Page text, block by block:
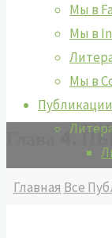
Мы в
Мы в
Мы в
Публикации
Глава 4.
Главная Все